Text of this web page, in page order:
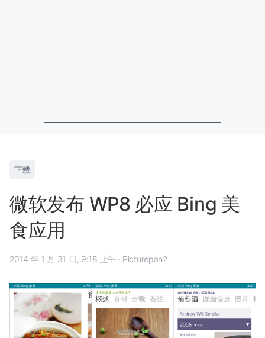
下载
微软发布 WP8 必应 Bing 美
食应用
2014 年 1 月 31 日, 9:18 上午 · Picturepan2